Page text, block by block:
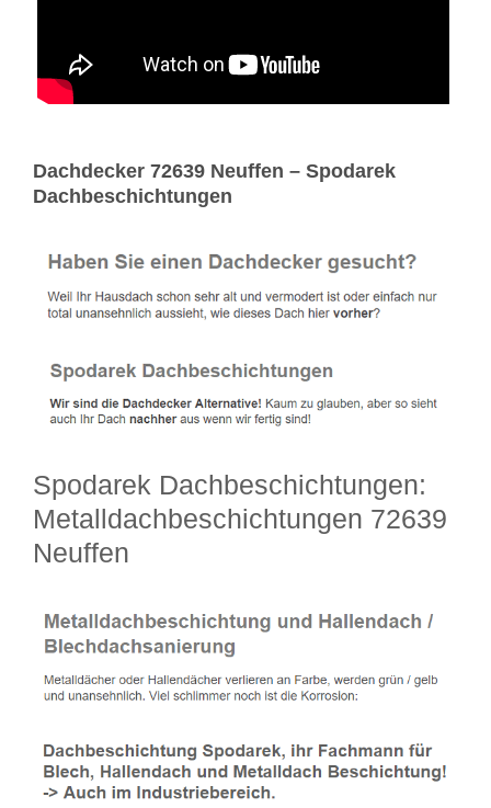
Dachdecker 72639 Neuffen – Spodarek
Dachbeschichtungen
Spodarek Dachbeschichtungen:
Metalldachbeschichtungen 72639
Neuffen